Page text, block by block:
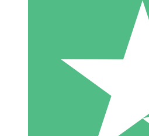
10 Descargas
20 00